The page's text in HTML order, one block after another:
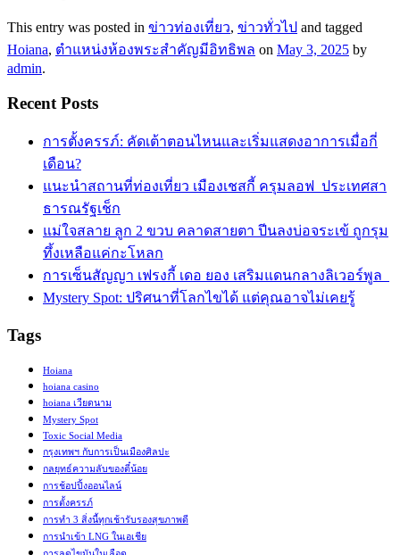
This entry was posted in ข่าวท่องเที่ยว, ข่าวทั่วไป and tagged
Hoiana, ตำแหน่งห้องพระสำคัญมีอิทธิพล on May 3, 2025 by
admin.
Recent Posts
การตั้งครรภ์: คัดเต้าตอนไหนและเริ่มแสดงอาการเมื่อกี่
เดือน?
แนะนำสถานที่ท่องเที่ยว เมืองเชสกี้ ครุมลอฟ ประเทศสา
ธารณรัฐเช็ก
แม่ใจสลาย ลูก 2 ขวบ คลาดสายตา ปีนลงบ่อจระเข้ ถูกรุม
ทึ้งเหลือแค่กะโหลก
การเซ็นสัญญา เฟรงกี้ เดอ ยอง เสริมแดนกลางลิเวอร์พูล
Mystery Spot: ปริศนาที่โลกไขได้ แต่คุณอาจไม่เคยรู้
Tags
Hoiana
hoiana casino
hoiana เวียดนาม
Mystery Spot
Toxic Social Media
กรุงเทพฯ กับการเป็นเมืองศิลปะ
กลยุทธ์ความลับของตี๋น้อย
การช้อปปิ้งออนไลน์
การตั้งครรภ์
การทำ 3 สิ่งนี้ทุกเช้ารับรองสุขภาพดี
การนำเข้า LNG ในเอเชีย